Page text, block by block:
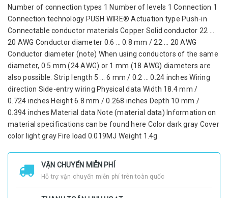
Number of connection types 1 Number of levels 1 Connection 1
Connection technology PUSH WIRE® Actuation type Push-in
Connectable conductor materials Copper Solid conductor 22 …
20 AWG Conductor diameter 0.6 … 0.8 mm / 22 … 20 AWG
Conductor diameter (note) When using conductors of the same
diameter, 0.5 mm (24 AWG) or 1 mm (18 AWG) diameters are
also possible. Strip length 5 … 6 mm / 0.2 … 0.24 inches Wiring
direction Side-entry wiring Physical data Width 18.4 mm /
0.724 inches Height 6.8 mm / 0.268 inches Depth 10 mm /
0.394 inches Material data Note (material data) Information on
material specifications can be found here Color dark gray Cover
color light gray Fire load 0.019MJ Weight 1.4g
VẬN CHUYỂN MIỄN PHÍ
Hỗ trợ vận chuyển miễn phí trên toàn quốc